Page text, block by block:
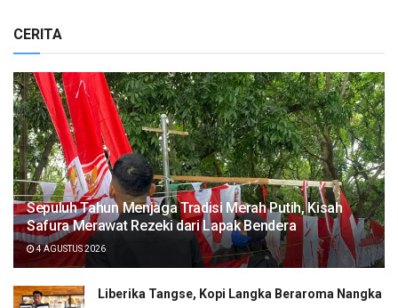
CERITA
Sepuluh Tahun Menjaga Tradisi Merah Putih, Kisah
Safura Merawat Rezeki dari Lapak Bendera
4 AGUSTUS 2026
Liberika Tangse, Kopi Langka Beraroma Nangka